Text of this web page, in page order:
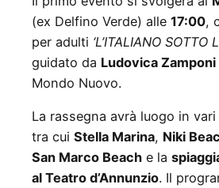
(ex Delfino Verde) alle 17:00,
per adulti ‘L’ITALIANO SOTTO
guidato da Ludovica Zamponi
Mondo Nuovo.
La rassegna avrà luogo in
tra cui Stella Marina, Niki
San Marco Beach e la
al Teatro d’Annunzio. Il